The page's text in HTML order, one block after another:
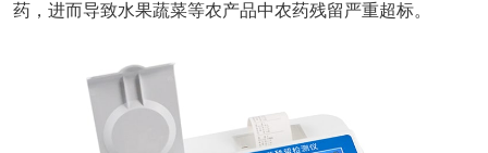
药，进而导致水果蔬菜等农产品中农药残留严重超标。